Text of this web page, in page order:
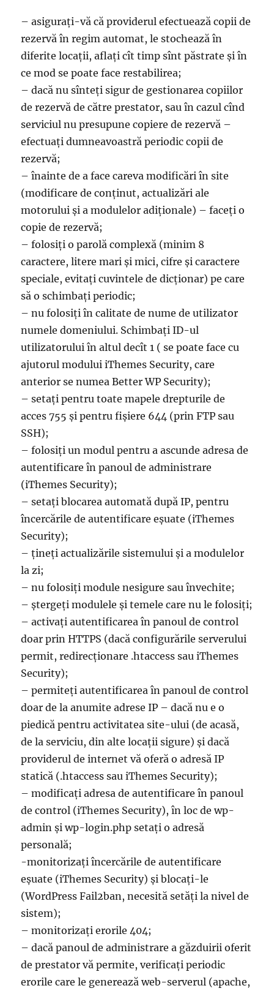
– asigurați-vă că providerul efectuează copii de
rezervă în regim automat, le stochează în
diferite locații, aflați cît timp sînt păstrate și în
ce mod se poate face restabilirea;
– dacă nu sînteți sigur de gestionarea copiilor
de rezervă de către prestator, sau în cazul cînd
serviciul nu presupune copiere de rezervă –
efectuați dumneavoastră periodic copii de
rezervă;
– înainte de a face careva modificări în site
(modificare de conținut, actualizări ale
motorului și a modulelor adiționale) – faceți o
copie de rezervă;
– folosiți o parolă complexă (minim 8
caractere, litere mari și mici, cifre și caractere
speciale, evitați cuvintele de dicționar) pe care
să o schimbați periodic;
– nu folosiți în calitate de nume de utilizator
numele domeniului. Schimbați ID-ul
utilizatorului în altul decît 1 ( se poate face cu
ajutorul modului iThemes Security, care
anterior se numea Better WP Security);
– setați pentru toate mapele drepturile de
acces 755 și pentru fișiere 644 (prin FTP sau
SSH);
– folosiți un modul pentru a ascunde adresa de
autentificare în panoul de administrare
(iThemes Security);
– setați blocarea automată după IP, pentru
încercările de autentificare eșuate (iThemes
Security);
– țineți actualizările sistemului și a modulelor
la zi;
– nu folosiți module nesigure sau învechite;
– ștergeți modulele și temele care nu le folosiți;
– activați autentificarea în panoul de control
doar prin HTTPS (dacă configurările serverului
permit, redirecționare .htaccess sau iThemes
Security);
– permiteți autentificarea în panoul de control
doar de la anumite adrese IP – dacă nu e o
piedică pentru activitatea site-ului (de acasă,
de la serviciu, din alte locații sigure) și dacă
providerul de internet vă oferă o adresă IP
statică (.htaccess sau iThemes Security);
– modificați adresa de autentificare în panoul
de control (iThemes Security), în loc de wp-
admin și wp-login.php setați o adresă
personală;
-monitorizați încercările de autentificare
eșuate (iThemes Security) și blocați-le
(WordPress Fail2ban, necesită setăți la nivel de
sistem);
– monitorizați erorile 404;
– dacă panoul de administrare a găzduirii oferit
de prestator vă permite, verificați periodic
erorile care le generează web-serverul (apache,